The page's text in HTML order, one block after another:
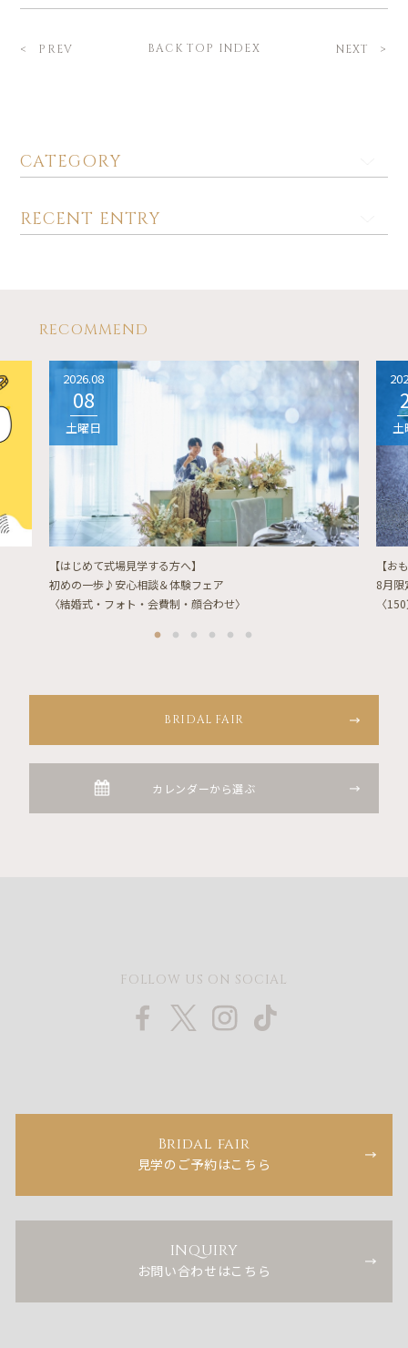
CATEGORY
RECENT ENTRY
PREV BACK TOP INDEX NEXT
RECOMMEND
2026.08
08
土曜日
【はじめて式場見学する方へ】
初めの一歩♪安心相談＆体験フェア
〈結婚式・フォト・会費制・顔合わせ〉
土
【お
8月限
〈
BRIDAL FAIR
カレンダーから選ぶ
FOLLOW US ON SOCIAL
Bridal fair
見学のご予約はこちら
INQUIRY
お問い合わせはこちら